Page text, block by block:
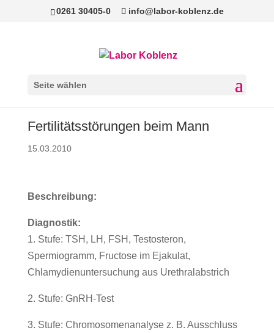
0261 30405-0 info@labor-koblenz.de
Seite wählen
Fertilitätsstörungen beim Mann
15.03.2010
Beschreibung:
Diagnostik:
1. Stufe: TSH, LH, FSH, Testosteron,
Spermiogramm, Fructose im Ejakulat,
Chlamydienuntersuchung aus Urethralabstrich
2. Stufe: GnRH-Test
3. Stufe: Chromosomenanalyse z. B. Ausschluss